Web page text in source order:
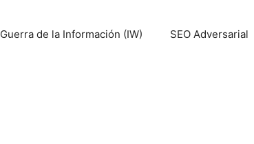
Guerra de la Información (IW) SEO Adversarial